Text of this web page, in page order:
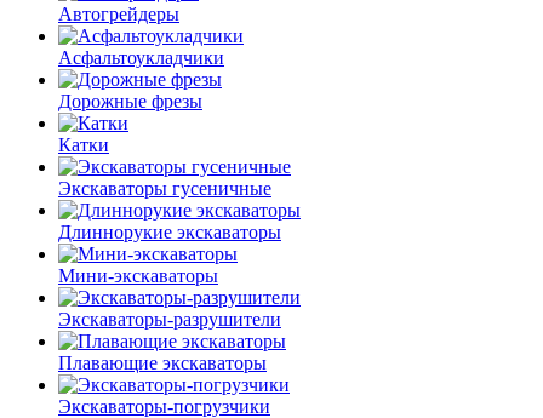
Автогрейдеры
Асфальто­укладчики
Дорожные фрезы
Катки
Экскаваторы гусеничные
Длиннорукие экскаваторы
Мини-экскаваторы
Экскаваторы-разрушители
Плавающие экскаваторы
Экскаваторы-погрузчики